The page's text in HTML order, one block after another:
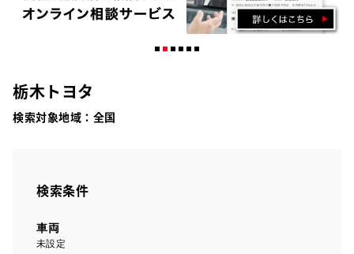
栃木トヨタ
検索対象地域： 全国
検索条件
車両
未設定